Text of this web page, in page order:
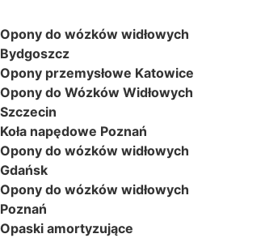
Opony do wózków widłowych
Bydgoszcz
Opony przemysłowe Katowice
Opony do Wózków Widłowych
Szczecin
Koła napędowe Poznań
Opony do wózków widłowych
Gdańsk
Opony do wózków widłowych
Poznań
Opaski amortyzujące